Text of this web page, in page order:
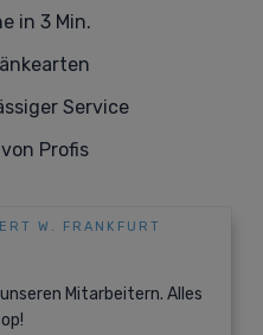
in 3 Min.
Service
Profis
W. FRANKFURT
Mitarbeitern. Alles